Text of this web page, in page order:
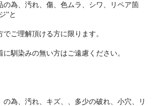
の為、汚れ、傷、色ムラ、シワ、リペア箇
''と
ご理解頂ける方に限ります。
馴染みの無い方はご遠慮ください。
為、汚れ、キズ、、多少の破れ、小穴、リ